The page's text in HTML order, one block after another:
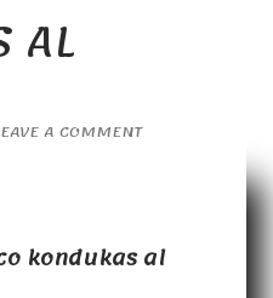
AL
A COMMENT
kondukas al